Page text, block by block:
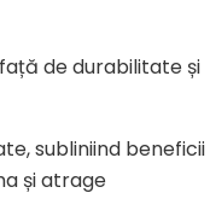
de durabilitate și
subliniind beneficii
și atrage